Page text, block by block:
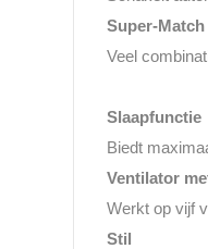
Super-Match
Veel
Slaapfunctie
Biedt
Ventilator
Werkt op vijf
Stil